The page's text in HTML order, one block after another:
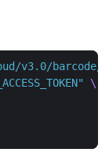
v3.0/barcode/